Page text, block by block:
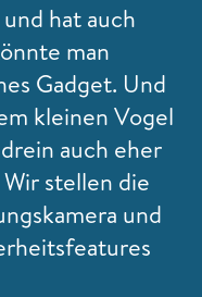
hat auch
man
Gadget. Und
kleinen Vogel
auch eher
stellen die
und